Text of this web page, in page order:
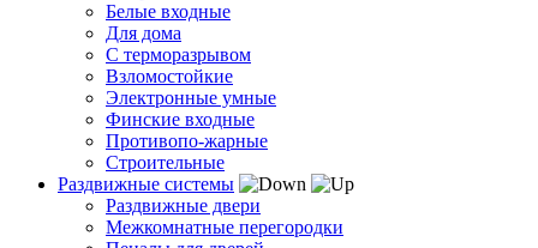
Белые входные
Для дома
С терморазрывом
Взломостойкие
Электронные умные
Финские входные
Противопо-жарные
Строительные
Раздвижные системы
Раздвижные двери
Межкомнатные перегородки